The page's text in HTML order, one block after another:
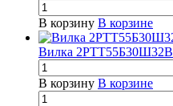
В корзину В корзине
Вилка 2РТТ55Б30Ш32В
В корзину В корзине